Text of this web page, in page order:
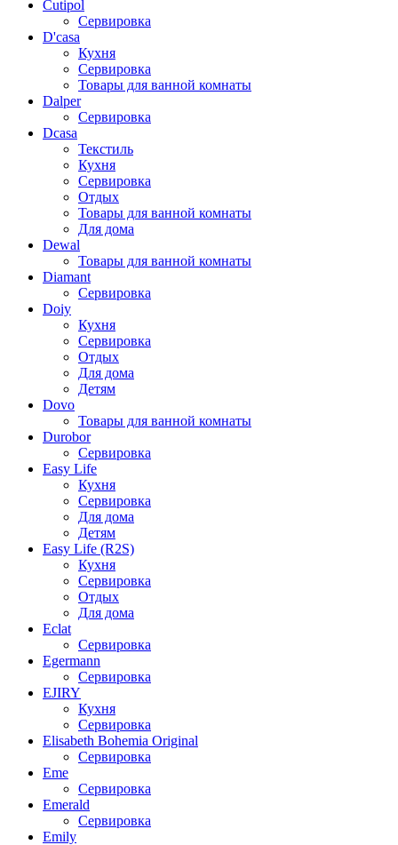
Cutipol
Сервировка
D'casa
Кухня
Сервировка
Товары для ванной комнаты
Dalper
Сервировка
Dcasa
Текстиль
Кухня
Сервировка
Отдых
Товары для ванной комнаты
Для дома
Dewal
Товары для ванной комнаты
Diamant
Сервировка
Doiy
Кухня
Сервировка
Отдых
Для дома
Детям
Dovo
Товары для ванной комнаты
Durobor
Сервировка
Easy Life
Кухня
Сервировка
Для дома
Детям
Easy Life (R2S)
Кухня
Сервировка
Отдых
Для дома
Eclat
Сервировка
Egermann
Сервировка
EJIRY
Кухня
Сервировка
Elisabeth Bohemia Original
Сервировка
Eme
Сервировка
Emerald
Сервировка
Emily